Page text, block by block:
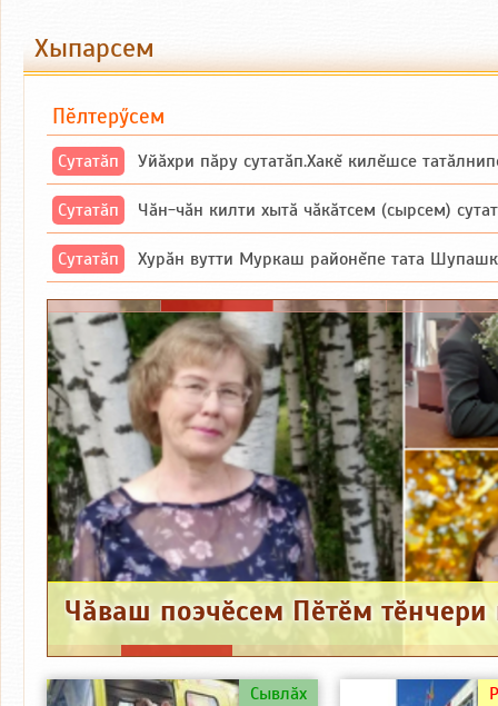
Хыпарсем
Пӗлтерӳсем
Сутатӑп Уйăхри пăру сутатăп.Хакĕ килĕшсе
Сутатӑп Чăн-чăн килти хытă чăкăтсем (сырсем) сутатпăр. Вĕсене мăн пыршă
Сутатӑп Хурăн вутти Муркаш районĕпе тата Шупашкар районĕнчи Ишлей
Сывлӑх